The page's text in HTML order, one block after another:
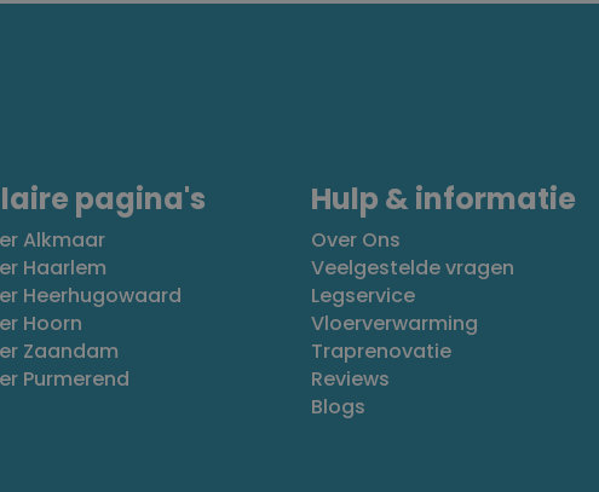
pagina's
Alkmaar
Haarlem
Heerhugowaard
Hoorn
Zaandam
Purmerend
Hulp & informatie
Over Ons
Veelgestelde vragen
Legservice
Vloerverwarming
Traprenovatie
Reviews
Blogs